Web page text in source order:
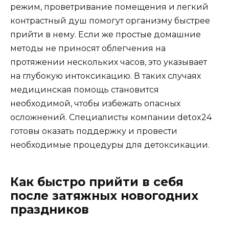
режим, проветривание помещения и легкий
контрастный душ помогут организму быстрее
прийти в нему. Если же простые домашние
методы не приносят облегчения на
протяжении нескольких часов, это указывает
на глубокую интоксикацию. В таких случаях
медицинская помощь становится
необходимой, чтобы избежать опасных
осложнений. Специалисты компании detox24
готовы оказать поддержку и провести
необходимые процедуры для детоксикации.
Как быстро прийти в себя
после затяжных новогодних
праздников